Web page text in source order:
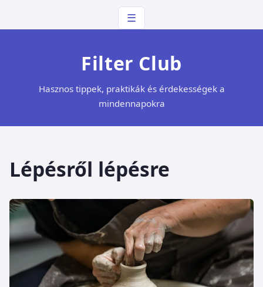
☰
Filter Club
Hasznos tippek, praktikák és érdekességek a
mindennapokra
Lépésről lépésre